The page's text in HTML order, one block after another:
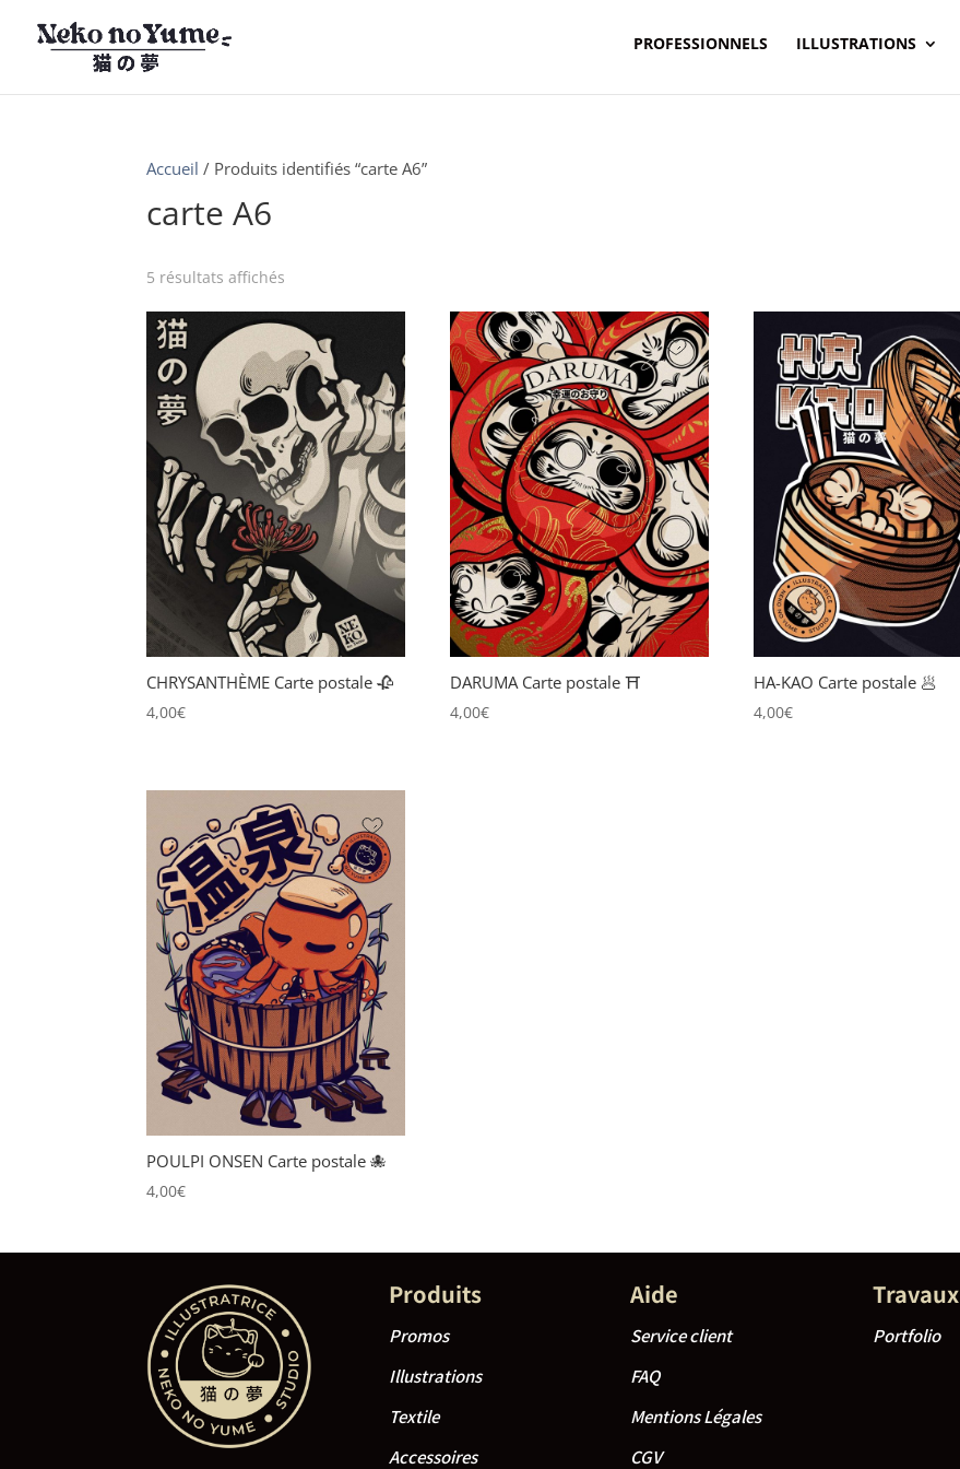
PROFESSIONNELS ILLUSTRATIONS
Accueil / Produits identifiés “carte A6”
carte A6
5 résultats affichés
CHRYSANTHÈME Carte postale 🥀
4,00€
DARUMA Carte postale ⛩️
4,00€
HA-KAO Carte postale 🥟
4,00€
POULPI ONSEN Carte postale 🐙
4,00€
Produits
Promos
Illustrations
Textile
Accessoires
Aide
Service client
FAQ
Mentions Légales
CGV
Travaux
Portfolio